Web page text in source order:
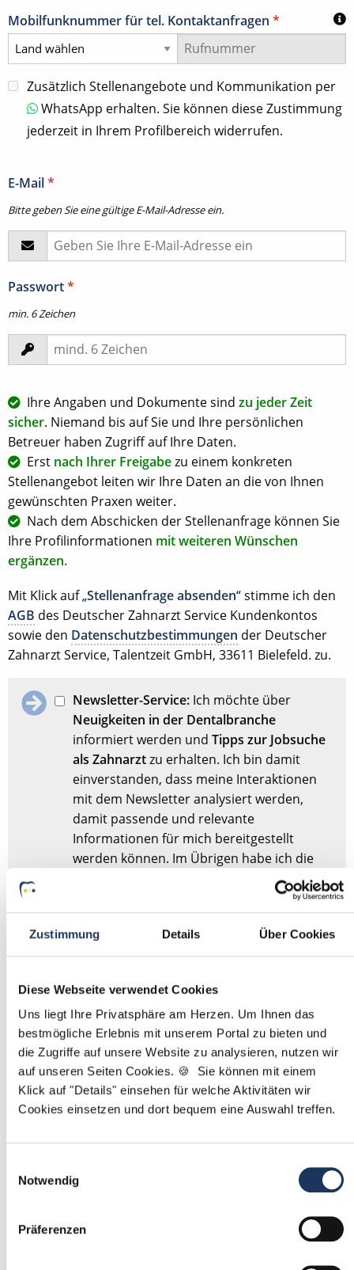
Zustimmung Details Über Cookies
Diese Webseite verwendet Cookies
Uns liegt Ihre Privatsphäre am Herzen. Um Ihnen das
bestmögliche Erlebnis mit unserem Portal zu bieten und
die Zugriffe auf unsere Website zu analysieren, nutzen wir
auf unseren Seiten Cookies. 🍪 Sie können mit einem
Klick auf "Details" einsehen für welche Aktivitäten wir
Cookies einsetzen und dort bequem eine Auswahl treffen.
Notwendig
Präferenzen
Mobilfunknummer für tel. Kontaktanfragen *
Zusätzlich Stellenangebote und Kommunikation per
WhatsApp erhalten. Sie können diese Zustimmung
jederzeit in Ihrem Profilbereich widerrufen.
E-Mail*
Bitte geben Sie eine gültige E-Mail-Adresse ein.
Passwort*
min. 6 Zeichen
Ihre Angaben und Dokumente sind zu jeder Zeit
sicher. Niemand bis auf Sie und Ihre persönlichen
Betreuer haben Zugriff auf Ihre Daten.
Erst nach Ihrer Freigabezu einem konkreten
Stellenangebot leiten wir Ihre Daten an die von Ihnen
gewünschten Praxen weiter.
Nach dem Abschicken der Stellenanfrage können Sie
Ihre Profilinformationen mit weiteren Wünschen
ergänzen.
Mit Klick auf „Stellenanfrage absenden“ stimme ich den
AGB des Deutscher Zahnarzt Service Kundenkontos
sowie den Datenschutzbestimmungen der Deutscher
Zahnarzt Service, Talentzeit GmbH, 33611 Bielefeld. zu.
Newsletter-Service: Ich möchte über
Neuigkeiten in der Dentalbranche
informiert werden undTipps zur Jobsuche
als Zahnarztzu erhalten. Ich bin damit
einverstanden, dass meine Interaktionen
mit dem Newsletter analysiert werden,
damit passende und relevante
Informationen für mich bereitgestellt
werden können. Im Übrigen habe ich die
gelesen und bin mit
Stellenanfrage absenden
Sie haben dieses Formular schonmal abgesendet?
müssen Sie das Formular nicht erneut abschicken,
sondern nurhierIhre Angaben für die Stellensuche
anpassen.
Mit*markierte Felder sind Pflichtfelder
1